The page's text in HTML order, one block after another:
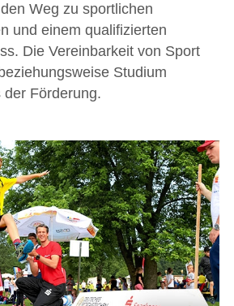
Weg zu sportlichen
und einem qualifizierten
Die Vereinbarkeit von Sport
Studium
Förderung.